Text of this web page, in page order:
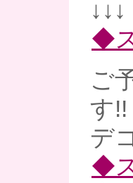
↓↓↓
◆
ご
す!!
デ
◆